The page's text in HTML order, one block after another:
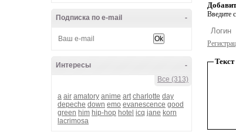
-
Подписка по e-mail
-
Интересы
Все (313)
a air amatory anime art charlotte day
depeche down emo evanescence good
green him hip-hop hotel icq jane korn
lacrimosa
Введите